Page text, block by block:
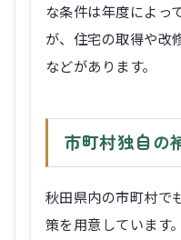
な条件は年度によっ
が、住宅の取得や改
などがあります。
市町村独自の
秋田県内の市町村で
策を用意しています